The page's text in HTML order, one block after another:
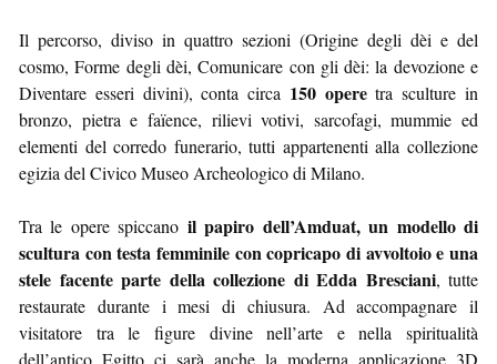
Il percorso, diviso in quattro sezioni (Origine degli dèi e del
cosmo, Forme degli dèi, Comunicare con gli dèi: la devozione e
Diventare esseri divini), conta circa 150 operetra sculture in
bronzo, pietra e faïence, rilievi votivi, sarcofagi, mummie ed
elementi del corredo funerario, tutti appartenenti alla collezione
egizia del Civico Museo Archeologico di Milano.
Tra le opere spiccano il papiro dell’Amduat, un modello di
scultura con testa femminile con copricapo di avvoltoio e una
stele facente parte della collezione di Edda Bresciani, tutte
restaurate durante i mesi di chiusura. Ad accompagnare il
visitatore tra le figure divine nell’arte e nella spiritualità
dell’antico Egitto ci sarà anche la moderna applicazione 3D